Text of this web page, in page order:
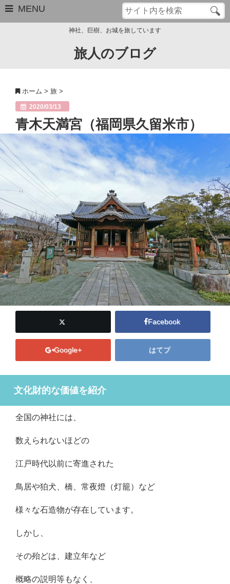
MENU
サイトマップ
管理人のプロフィール
Close
神社、巨樹、お城を旅しています
旅人のブログ
ホーム > 旅 >
2020/03/13
青木天満宮（福岡県久留米市）
Facebook
Google+ はてブ
文化財的な価値を紹介
全国の神社には、
数えられないほどの
江戸時代以前に寄進された
鳥居や狛犬、橋、常夜燈（灯籠）など
様々な石造物が存在しています。
しかし、
その殆どは、建立年など
概略の説明等もなく、